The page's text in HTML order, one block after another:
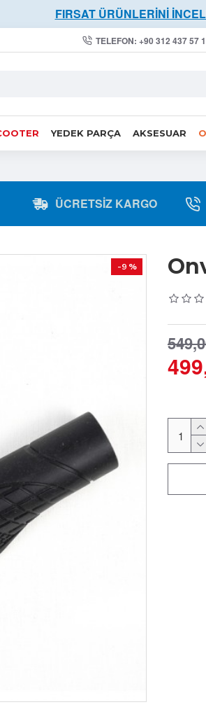
FIRSAT ÜRÜNLERİNİ
TELEFON: +90 312 437 57
YEDEK PARÇA AKSESUAR
ÜCRETSIZ KARGO
-9 %